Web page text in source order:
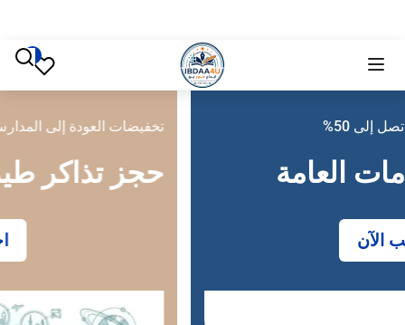
تخفيضات العودة إلى المدارس تصل إلى 50%
حجز تذاكر طيران